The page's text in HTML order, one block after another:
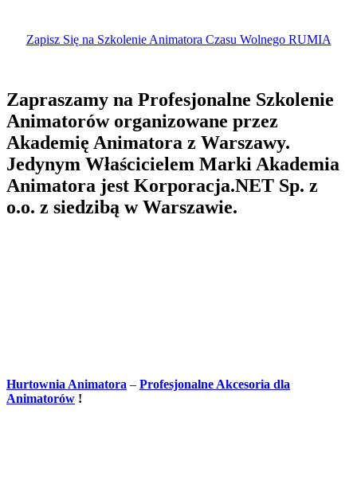
Zapisz Się na Szkolenie Animatora Czasu Wolnego RUMIA
Zapraszamy na Profesjonalne Szkolenie
Animatorów organizowane przez
Akademię Animatora z Warszawy.
Jedynym Właścicielem Marki Akademia
Animatora jest Korporacja.NET Sp. z
o.o. z siedzibą w Warszawie.
Hurtownia Animatora – Profesjonalne Akcesoria dla
Animatorów !